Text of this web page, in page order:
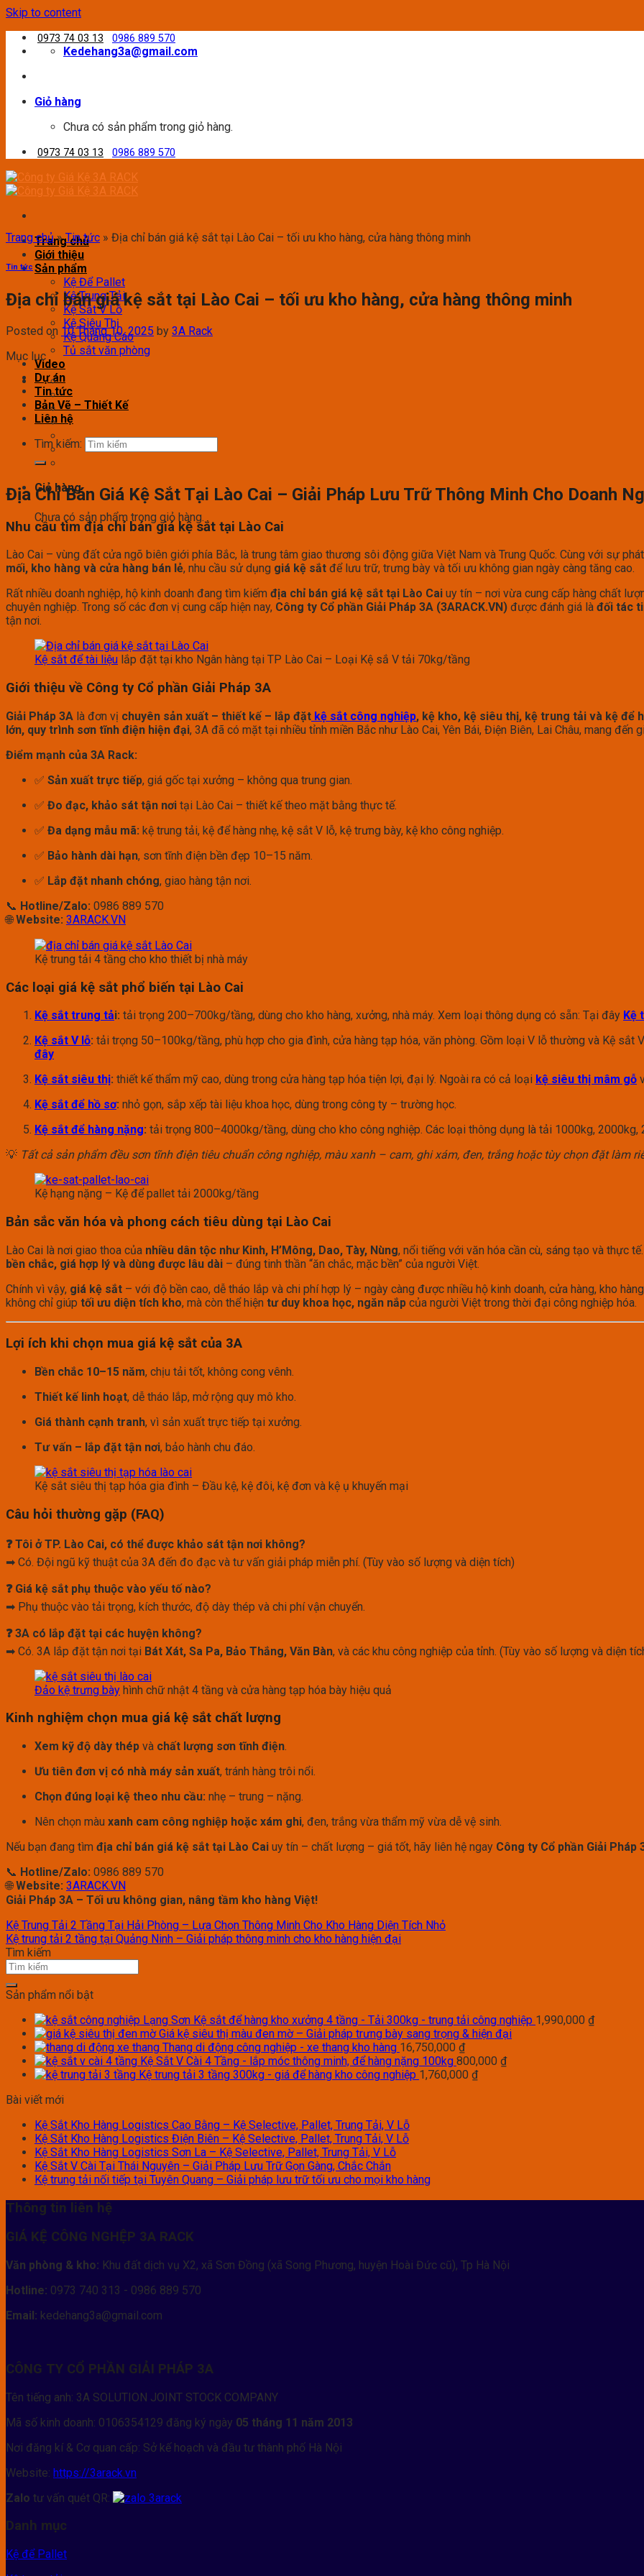
Skip to content
0973 74 03 13 0986 889 570
Kedehang3a@gmail.com
Giỏ hàng
Chưa có sản phẩm trong giỏ hàng.
0973 74 03 13 0986 889 570
Trang chủ
Giới thiệu
Sản phẩm
Kệ Để Pallet
Kệ Trung Tải
Kệ Sắt V Lỗ
Kệ Siêu Thị
Kệ Quảng Cáo
Tủ sắt văn phòng
Video
Dự án
Tin tức
Bản Vẽ – Thiết Kế
Liên hệ
Tìm kiếm:
Giỏ hàng
Chưa có sản phẩm trong giỏ hàng.
Trang chủ»Tin tức » Địa chỉ bán giá kệ sắt tại Lào Cai – tối ưu kho hàng, cửa hàng thông minh
Tin tức
Địa chỉ bán giá kệ sắt tại Lào Cai – tối ưu kho hàng, cửa hàng thông minh
Posted on 10 Tháng 10, 2025 by 3A Rack
Mục lục
Địa Chỉ Bán Giá Kệ Sắt Tại Lào Cai – Giải Pháp Lưu Trữ Thông Minh Cho Doanh
Nhu cầu tìm địa chỉ bán giá kệ sắt tại Lào Cai
Lào Cai – vùng đất cửa ngõ biên giới phía Bắc, là trung tâm giao thương sôi động giữa Việt Nam và Trung Quốc. Cùng với sự
mối, kho hàng và cửa hàng bán lẻ, nhu cầu sử dụng giá kệ sắt để lưu trữ, trưng bày và tối ưu không gian ngày càng tăng cao.
Rất nhiều doanh nghiệp, hộ kinh doanh đang tìm kiếm địa chỉ bán giá kệ sắt tại Lào Cai uy tín – nơi vừa cung cấp hàng chất
chuyên nghiệp. Trong số các đơn vị cung cấp hiện nay, Công ty Cổ phần Giải Pháp 3A (3ARACK.VN) được đánh giá là đối tác
tận nơi.
Kệ sắt để tài liệu lắp đặt tại kho Ngân hàng tại TP Lào Cai – Loại Kệ sắ V tải 70kg/tầng
Giới thiệu về Công ty Cổ phần Giải Pháp 3A
Giải Pháp 3A là đơn vị chuyên sản xuất – thiết kế – lắp đặt kệ sắt công nghiệp, kệ kho, kệ siêu thị, kệ trung tải và kệ để
lớn, quy trình sơn tĩnh điện hiện đại, 3A đã có mặt tại nhiều tỉnh miền Bắc như Lào Cai, Yên Bái, Điện Biên, Lai Châu, mang
Điểm mạnh của 3A Rack:
✅ Sản xuất trực tiếp, giá gốc tại xưởng – không qua trung gian.
✅ Đo đạc, khảo sát tận nơi tại Lào Cai – thiết kế theo mặt bằng thực tế.
✅ Đa dạng mẫu mã: kệ trung tải, kệ để hàng nhẹ, kệ sắt V lỗ, kệ trưng bày, kệ kho công nghiệp.
✅ Bảo hành dài hạn, sơn tĩnh điện bền đẹp 10–15 năm.
✅ Lắp đặt nhanh chóng, giao hàng tận nơi.
📞 Hotline/Zalo: 0986 889 570
🌐Website: 3ARACK.VN
Kệ trung tải 4 tầng cho kho thiết bị nhà máy
Các loại giá kệ sắt phổ biến tại Lào Cai
Kệ sắt trung tải: tải trọng 200–700kg/tầng, dùng cho kho hàng, xưởng, nhà máy. Xem loại thông dụng có sẵn: Tại đây Kệ
Kệ sắt V lỗ: tải trọng 50–100kg/tầng, phù hợp cho gia đình, cửa hàng tạp hóa, văn phòng. Gồm loại V lỗ thường và Kệ sắt
đây
Kệ sắt siêu thị: thiết kế thẩm mỹ cao, dùng trong cửa hàng tạp hóa tiện lợi, đại lý. Ngoài ra có cả loại kệ siêu thị mâm gỗ
Kệ sắt để hồ sơ: nhỏ gọn, sắp xếp tài liệu khoa học, dùng trong công ty – trường học.
Kệ sắt để hàng nặng: tải trọng 800–4000kg/tầng, dùng cho kho công nghiệp. Các loại thông dụng là tải 1000kg,
💡 Tất cả sản phẩm đều sơn tĩnh điện tiêu chuẩn công nghiệp, màu xanh – cam, ghi xám, đen, trắng hoặc tùy chọn đặt làm
Kệ hạng nặng – Kệ để pallet tải 2000kg/tầng
Bản sắc văn hóa và phong cách tiêu dùng tại Lào Cai
Lào Cai là nơi giao thoa của nhiều dân tộc như Kinh, H’Mông, Dao, Tày, Nùng, nổi tiếng với văn hóa cần cù, sáng tạo và thực
bền chắc, giá hợp lý và dùng được lâu dài – đúng tinh thần “ăn chắc, mặc bền” của người Việt.
Chính vì vậy, giá kệ sắt – với độ bền cao, dễ tháo lắp và chi phí hợp lý – ngày càng được nhiều hộ kinh doanh, cửa hàng, kho
không chỉ giúp tối ưu diện tích kho, mà còn thể hiện tư duy khoa học, ngăn nắp của người Việt trong thời đại công nghiệp hóa.
Lợi ích khi chọn mua giá kệ sắt của 3A
Bền chắc 10–15 năm, chịu tải tốt, không cong vênh.
Thiết kế linh hoạt, dễ tháo lắp, mở rộng quy mô kho.
Giá thành cạnh tranh, vì sản xuất trực tiếp tại xưởng.
Tư vấn – lắp đặt tận nơi, bảo hành chu đáo.
Kệ sắt siêu thị tạp hóa gia đình – Đầu kệ, kệ đôi, kệ đơn và kệ ụ khuyến mại
Câu hỏi thường gặp (FAQ)
❓ Tôi ở TP. Lào Cai, có thể được khảo sát tận nơi không?
➡ Có. Đội ngũ kỹ thuật của 3A đến đo đạc và tư vấn giải pháp miễn phí. (Tùy vào số lượng và diện tích)
❓ Giá kệ sắt phụ thuộc vào yếu tố nào?
➡ Phụ thuộc vào tải trọng, kích thước, độ dày thép và chi phí vận chuyển.
❓ 3A có lắp đặt tại các huyện không?
➡ Có. 3A lắp đặt tận nơi tại Bát Xát, Sa Pa, Bảo Thắng, Văn Bàn, và các khu công nghiệp của tỉnh. (Tùy vào số lượng và diện
Đảo kệ trưng bày hình chữ nhật 4 tầng và cửa hàng tạp hóa bày hiệu quả
Kinh nghiệm chọn mua giá kệ sắt chất lượng
Xem kỹ độ dày thép và chất lượng sơn tĩnh điện.
Ưu tiên đơn vị có nhà máy sản xuất, tránh hàng trôi nổi.
Chọn đúng loại kệ theo nhu cầu: nhẹ – trung – nặng.
Nên chọn màu xanh cam công nghiệp hoặc xám ghi, đen, trắng vừa thẩm mỹ vừa dễ vệ sinh.
Nếu bạn đang tìm địa chỉ bán giá kệ sắt tại Lào Cai uy tín – chất lượng – giá tốt, hãy liên hệ ngay Công ty Cổ phần Giải Pháp
📞 Hotline/Zalo: 0986 889 570
🌐Website: 3ARACK.VN
Giải Pháp 3A – Tối ưu không gian, nâng tầm kho hàng Việt!
Kệ Trung Tải 2 Tầng Tại Hải Phòng – Lựa Chọn Thông Minh Cho Kho Hàng Diện Tích Nhỏ
Kệ trung tải 2 tầng tại Quảng Ninh – Giải pháp thông minh cho kho hàng hiện đại
Tìm kiếm
Sản phẩm nổi bật
Kệ sắt để hàng kho xưởng 4 tầng - Tải 300kg - trung tải công nghiệp 1,990,000 ₫
Giá kệ siêu thị màu đen mờ – Giải pháp trưng bày sang trọng & hiện đại
Thang di động công nghiệp - xe thang kho hàng 16,750,000 ₫
Kệ Sắt V Cài 4 Tầng - lắp móc thông minh, để hàng nặng 100kg 800,000 ₫
Kệ trung tải 3 tầng 300kg - giá để hàng kho công nghiệp 1,760,000 ₫
Bài viết mới
Kệ Sắt Kho Hàng Logistics Cao Bằng – Kệ Selective, Pallet, Trung Tải, V Lỗ
Kệ Sắt Kho Hàng Logistics Điện Biên – Kệ Selective, Pallet, Trung Tải, V Lỗ
Kệ Sắt Kho Hàng Logistics Sơn La – Kệ Selective, Pallet, Trung Tải, V Lỗ
Kệ Sắt V Cài Tại Thái Nguyên – Giải Pháp Lưu Trữ Gọn Gàng, Chắc Chắn
Kệ trung tải nối tiếp tại Tuyên Quang – Giải pháp lưu trữ tối ưu cho mọi kho hàng
Thông tin liên hệ
GIÁ KỆ CÔNG NGHỆP 3A RACK
Văn phòng & kho: Khu đất dịch vụ X2, xã Sơn Đồng (xã Song Phương, huyện Hoài Đức cũ), Tp Hà Nội
Hotline: 0973 740 313 - 0986 889 570
Email: kedehang3a@gmail.com
CÔNG TY CỔ PHẦN GIẢI PHÁP 3A
Tên tiếng anh: 3A SOLUTION JOINT STOCK COMPANY
Mã số kinh doanh: 0106354129 đăng ký ngày 05 tháng 11 năm 2013
Nơi đăng kí & Cơ quan cấp: Sở kế hoạch và đầu tư thành phố Hà Nội
Website: https://3arack.vn
Zalo tư vấn quét QR:
Danh mục
Kệ để Pallet